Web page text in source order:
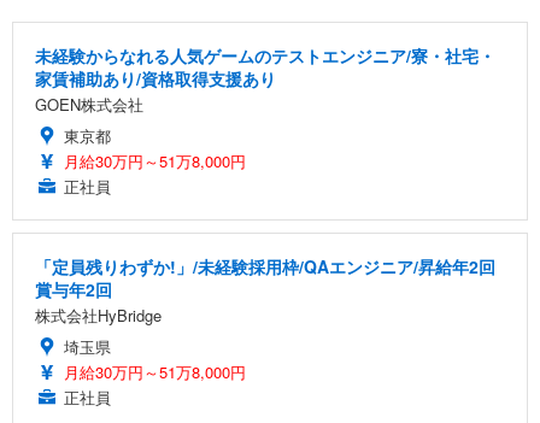
未経験からなれる人気ゲームのテストエンジニア/寮・社宅・
家賃補助あり/資格取得支援あり
GOEN株式会社
東京都
月給30万円～51万8,000円
正社員
「定員残りわずか!」/未経験採用枠/QAエンジニア/昇給年2回
賞与年2回
株式会社HyBridge
埼玉県
月給30万円～51万8,000円
正社員